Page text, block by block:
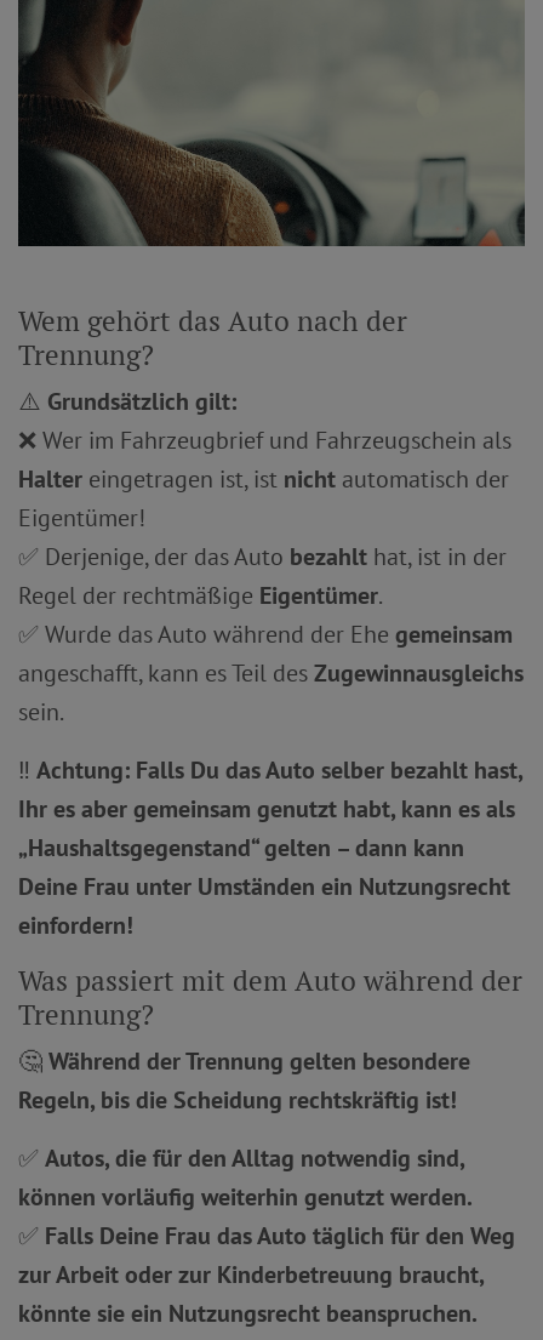
Wem gehört das Auto nach der
Trennung?
⚠️ Grundsätzlich gilt:
❌ Wer im Fahrzeugbrief und Fahrzeugschein als
Halter eingetragen ist, ist nicht automatisch der
Eigentümer!
✅ Derjenige, der das Auto bezahlt hat, ist in der
Regel der rechtmäßige Eigentümer.
✅ Wurde das Auto während der Ehe gemeinsam
angeschafft, kann es Teil desZugewinnausgleichs
sein.
‼️ Achtung: Falls Du das Auto selber bezahlt hast,
Ihr es aber gemeinsam genutzt habt, kann es als
„Haushaltsgegenstand“ gelten – dann kann
Deine Frau unter Umständen ein Nutzungsrecht
einfordern!
Was passiert mit dem Auto während der
Trennung?
🤔Während der Trennung gelten besondere
Regeln, bis die Scheidung rechtskräftig ist!
✅ Autos, die für den Alltag notwendig sind,
können vorläufig weiterhin genutzt werden.
✅ Falls Deine Frau das Auto täglich für den Weg
zur Arbeit oder zur Kinderbetreuung braucht,
könnte sie ein Nutzungsrecht beanspruchen.